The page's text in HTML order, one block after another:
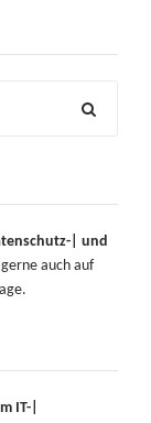
| und
auch auf
IT-|